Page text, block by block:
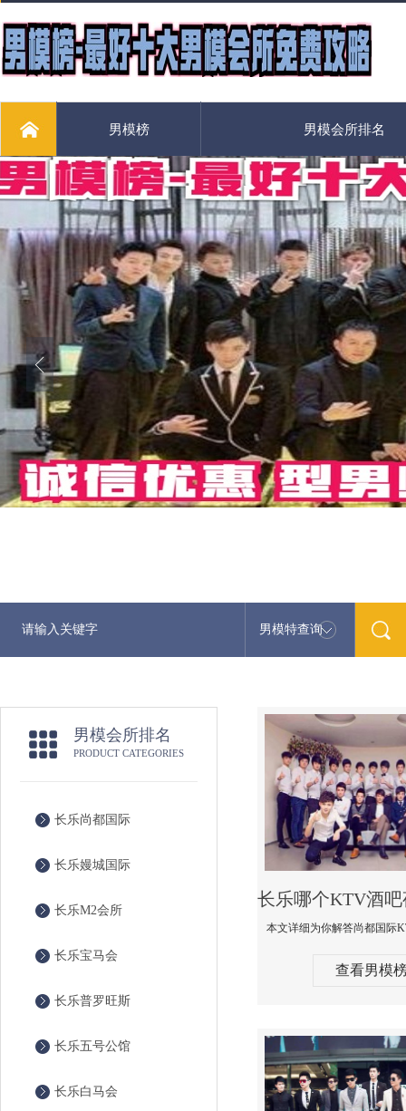
男模榜 男模会所排名
男模特查询 最新男
男模会所排名
PRODUCT CATEGORIES
长乐尚都国际
长乐嫚城国际
长乐M2会所
长乐宝马会
长乐普罗旺斯
长乐五号公馆
长乐白马会
查看男模